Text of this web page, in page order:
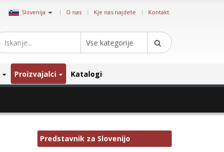
Slovenija | O nas Kje nas najdete Kontakt
Vse kategorije
Proizvajalci Katalogi
Predstavnik za Slovenijo